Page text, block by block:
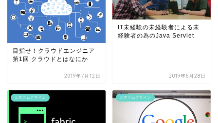
目指せ！クラウドエンジニア -
第1回 クラウドとはなにか
2019年7月12日
IT未経験の未経験者による未
経験者の為のJava Servlet
2019年6月28日
システムデザイン システムデザイン